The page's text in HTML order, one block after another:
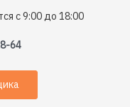
с 9:00 до 18:00
64